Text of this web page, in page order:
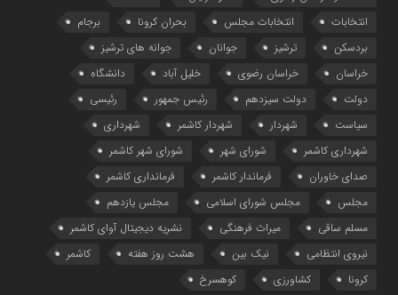
انتخابات
انتخابات مجلس بحران کرونا
برجام
بردسکن
ترشیز جوانان
جوانه های ترشیز
خراسان
خراسان رضوی خلیل آباد
دانشگاه
دولت
دولت سیزدهم رئیس جمهور
رئیسی
سیاست
شهردار شهردار کاشمر
شهرداری
شهرداری کاشمر
شورای شهر
شورای شهر کاشمر
صدای خاوران
فرماندار کاشمر
فرمانداری کاشمر
مجلس
مجلس شورای اسلامی
مجلس یازدهم
مسلم ساقی
میراث فرهنگی
نشریه دیجیتال آوای کاشمر
نیروی انتظامی
نیک بین هشت روز هفته
کاشمر
کرونا
کشاورزی کوهسرخ